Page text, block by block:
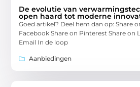
De evolutie van
open haard tot moderne
Goed artikel? Deel hem dan op: Share
Facebook Share on Pinterest Share on
Email In de loop
Aanbiedingen